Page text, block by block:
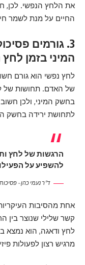
את הלחץ הנפשי. לכן,
החיים על מנת לשמר
3. גורמים
המיני בזמן
לחץ נפשי הוא גורם
של האדם. תחושות של
בחשק המיני, ולכן
לתחושת ירידה בחשק
הרגשות של לחץ
להשפיע על
ד"ר נעמי כהן –
אחת מהסיבות
קשר שלילי שנוצר בין
לחץ ודאגה, הוא נמצא
מרגיש רצון לפעולות